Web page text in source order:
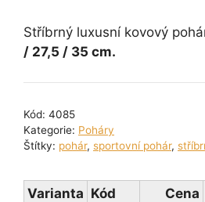
1 999 Kč
Stříbrný luxusní kovový
/ 27,5 / 35 cm.
Kód: 4085
Kategorie: Poháry
Štítky: pohár, sportovní pohár,
Varianta Kód Cena